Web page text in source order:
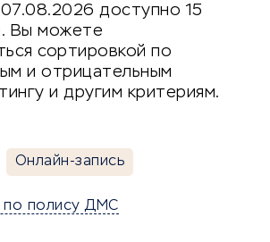
доступно 15
Вы можете
сортировкой по
и отрицательным
и другим критериям.
Онлайн-запись
по полису ДМС